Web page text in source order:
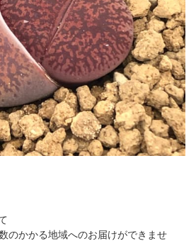
のかかる地域へのお届けができませ